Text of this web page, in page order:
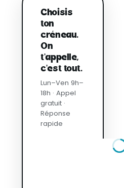
Choisis
ton
créneau.
On
t'appelle,
c'est tout.
Lun–Ven 9h–
18h · Appel
gratuit ·
Réponse
rapide